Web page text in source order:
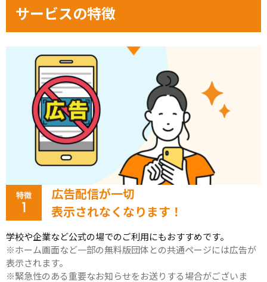
サービスの特徴
広告配信が一切
表示されなくなります！
学校や企業など公式の場でのご利用にもおすすめです。
※ホーム画面など一部の無料版団体との共通ページには広告が
表示されます。
※緊急性のある重要なお知らせをお送りする場合がございま